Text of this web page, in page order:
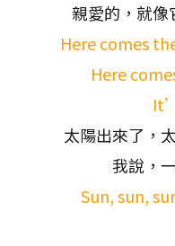
親愛的，就像
Here comes
Here
太陽出來了，
我說，
Sun, sun,